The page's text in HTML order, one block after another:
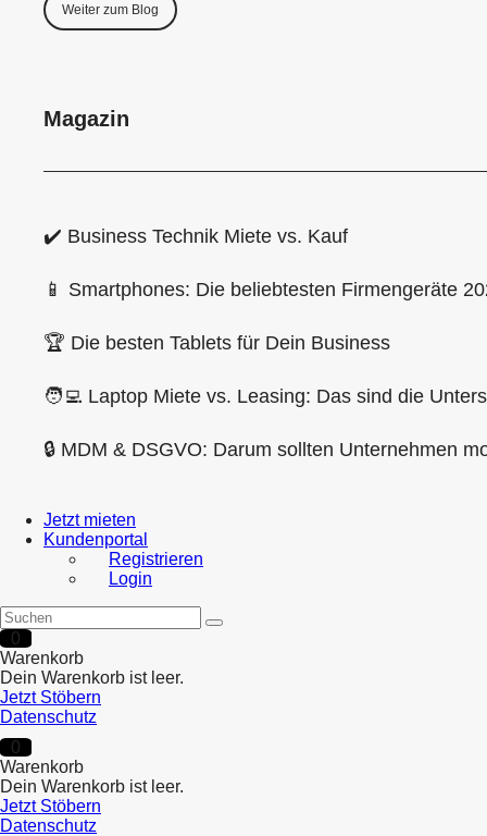
Weiter zum Blog
Magazin
✔️ Business Technik Miete vs. Kauf
📱 Smartphones: Die beliebtesten Firmengeräte
🏆 Die besten Tablets für Dein Business
🧑‍💻 Laptop Miete vs. Leasing: Das sind die
🔒 MDM & DSGVO: Darum sollten Unternehmen
Jetzt mieten
Kundenportal
Registrieren
Login
0
Warenkorb
Dein Warenkorb ist leer.
Jetzt Stöbern
Datenschutz
0
Warenkorb
Dein Warenkorb ist leer.
Jetzt Stöbern
Datenschutz